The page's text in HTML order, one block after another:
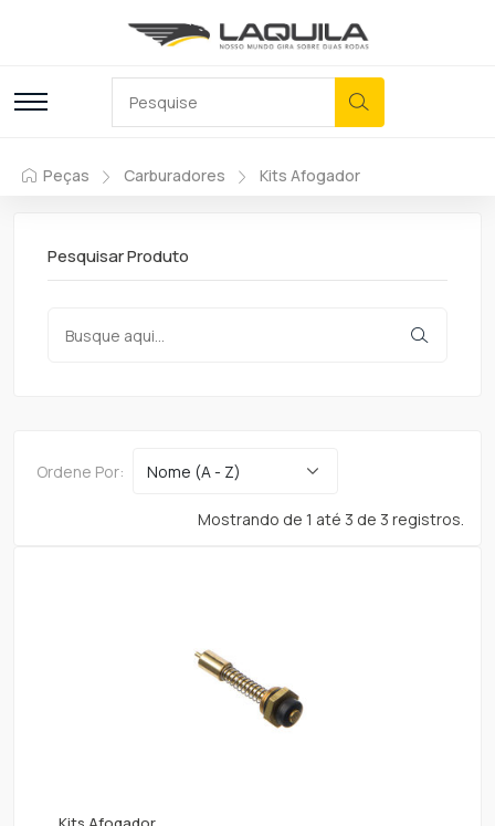
Peças Carburadores Kits Afogador
Pesquisar Produto
Ordene Por:
Mostrando de 1 até 3 de 3 registros.